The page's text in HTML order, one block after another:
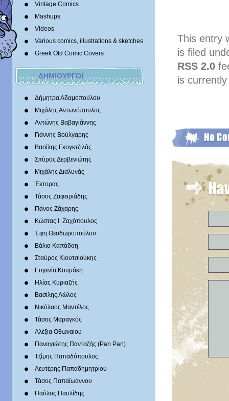
Vintage Comics
Mashups
Videos
Various comics, illustrations & sketches
Greek Old Comic Covers
ΔΗΜΙΟΥΡΓΟΙ
Δήμητρα Αδαμοπούλου
Μιχάλης Αντωνόπουλος
Αντώνης Βαβαγιάννης
Γιάννης Βούλγαρης
Βασίλης Γκογκτζιλάς
Σπύρος Δερβενιώτης
Mιχάλης Διαλυνάς
Έκτορας
Τάσος Ζαφειριάδης
Πάνος Ζάχαρης
Κώστας Ι. Ζαχόπουλoς
Έφη Θεοδωροπούλου
Βάλια Καπάδαη
Σταύρος Κιουτσιούκης
Ευγενία Κουμάκη
Ηλίας Κυριαζής
Βασίλης Λώλος
Νικόλαος Μαντέλος
Τάσος Μαραγκός
Αλέξια Οθωναίου
Παναγιώτης Πανταζής (Pan Pan)
Τζίμης Παπαδόπουλος
Λευτέρης Παπαδημητρίου
Τάσος Παπαϊωάννου
Παύλος Παυλίδης
This entry
is filed
RSS 2.0
is